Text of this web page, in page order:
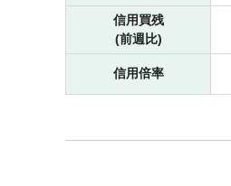
信用買残
(前週比)
信用倍率